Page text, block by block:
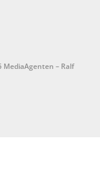
MediaAgenten – Ralf